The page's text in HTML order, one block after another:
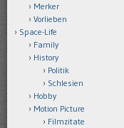
Merker
Vorlieben
Space-Life
Family
History
Politik
Schlesien
Hobby
Motion Picture
Filmzitate